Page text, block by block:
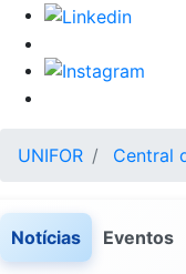
UNIFOR Central
Notícias Eventos